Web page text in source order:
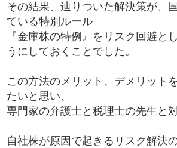
その結果、辿りついた解決策が、
ている特別ルール
『金庫株の特例』をリスク回避と
うにしておくことでした。
この方法のメリット、デメリット
たいと思い、
専門家の弁護士と税理士の先生と
自社株が原因で起きるリスク解決